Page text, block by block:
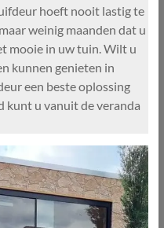
hoeft nooit lastig te
weinig maanden dat u
mooie in uw tuin. Wilt u
kunnen genieten in
een beste oplossing
kunt u vanuit de veranda